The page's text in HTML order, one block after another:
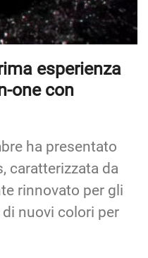
esperienza
one con
ha presentato
caratterizzata da
rinnovato per gli
nuovi colori per